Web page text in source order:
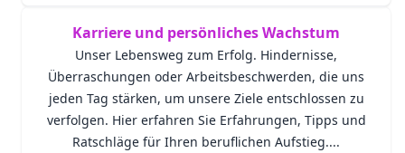
Karriere und persönliches Wachstum
Unser Lebensweg zum Erfolg. Hindernisse,
Überraschungen oder Arbeitsbeschwerden, die uns
jeden Tag stärken, um unsere Ziele entschlossen zu
verfolgen. Hier erfahren Sie Erfahrungen, Tipps und
Ratschläge für Ihren beruflichen Aufstieg....